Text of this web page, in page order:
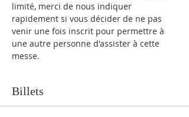
limité, merci de nous indiquer
rapidement si vous décider de ne pas
venir une fois inscrit pour permettre à
une autre personne d'assister à cette
messe.
Billets